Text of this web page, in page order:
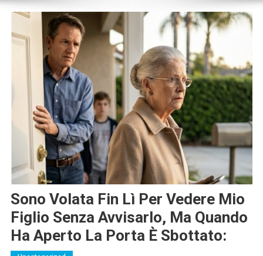
Sono Volata Fin Lì Per Vedere Mio
Figlio Senza Avvisarlo, Ma Quando
Ha Aperto La Porta È Sbottato: